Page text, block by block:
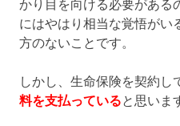
かり目を向ける必要がある
にはやはり相当な覚悟がい
方のないことです。
しかし、生命保険を契約し
料を支払っていると思いま